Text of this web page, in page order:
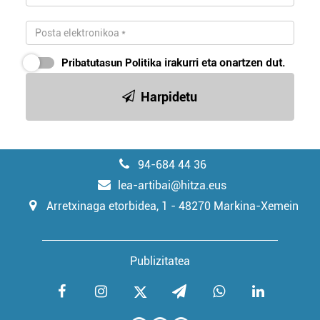
Pribatutasun Politika irakurri eta onartzen dut.
Harpidetu
94-684 44 36
lea-artibai@hitza.eus
Arretxinaga etorbidea, 1 - 48270 Markina-Xemein
Publizitatea